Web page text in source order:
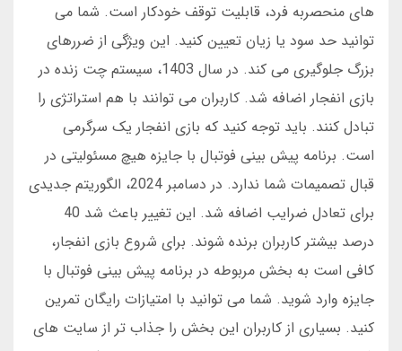
های منحصربه فرد، قابلیت توقف خودکار است. شما می
توانید حد سود یا زیان تعیین کنید. این ویژگی از ضررهای
بزرگ جلوگیری می کند. در سال 1403، سیستم چت زنده در
بازی انفجار اضافه شد. کاربران می توانند با هم استراتژی را
تبادل کنند. باید توجه کنید که بازی انفجار یک سرگرمی
است. برنامه پیش بینی فوتبال با جایزه هیچ مسئولیتی در
قبال تصمیمات شما ندارد. در دسامبر 2024، الگوریتم جدیدی
برای تعادل ضرایب اضافه شد. این تغییر باعث شد 40
درصد بیشتر کاربران برنده شوند. برای شروع بازی انفجار،
کافی است به بخش مربوطه در برنامه پیش بینی فوتبال با
جایزه وارد شوید. شما می توانید با امتیازات رایگان تمرین
کنید. بسیاری از کاربران این بخش را جذاب تر از سایت های